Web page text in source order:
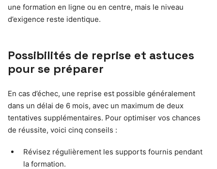
une formation en ligne ou en centre, mais le niveau
d’exigence reste identique.
Possibilités de reprise et astuces
pour se préparer
En cas d’échec, une reprise est possible généralement
dans un délai de 6 mois, avec un maximum de deux
tentatives supplémentaires. Pour optimiser vos chances
de réussite, voici cinq conseils :
Révisez régulièrement les supports fournis pendant
la formation.